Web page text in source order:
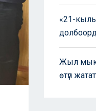
«21-
Жыл
өтүп жатат